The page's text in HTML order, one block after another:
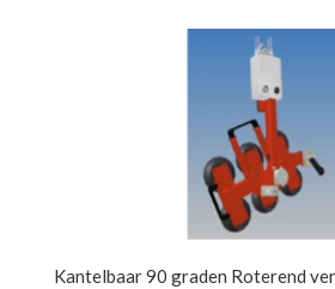
Kantelbaar 90 graden Roterend